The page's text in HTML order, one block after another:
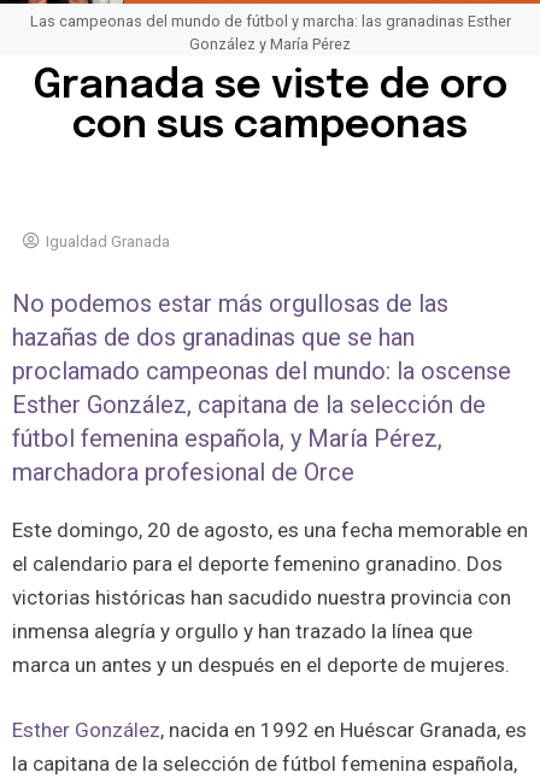
Las campeonas del mundo de fútbol y marcha: las granadinas Esther
González y María Pérez
Granada se viste de oro
con sus campeonas
Igualdad Granada
No podemos estar más orgullosas de las
hazañas de dos granadinas que se han
proclamado campeonas del mundo: la oscense
Esther González, capitana de la selección de
fútbol femenina española, y María Pérez,
marchadora profesional de Orce
Este domingo, 20 de agosto, es una fecha memorable en
el calendario para el deporte femenino granadino. Dos
victorias históricas han sacudido nuestra provincia con
inmensa alegría y orgullo y han trazado la línea que
marca un antes y un después en el deporte de mujeres.
Esther González, nacida en 1992 en Huéscar Granada, es
la capitana de la selección de fútbol femenina española,